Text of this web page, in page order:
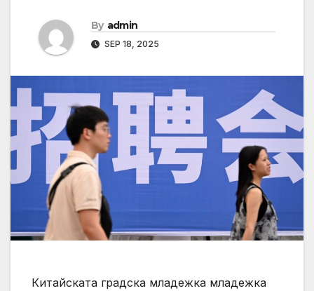
By admin
SEP 18, 2025
Китайската градска младежка младежка